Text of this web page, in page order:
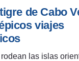
de Cabo
viajes
las islas